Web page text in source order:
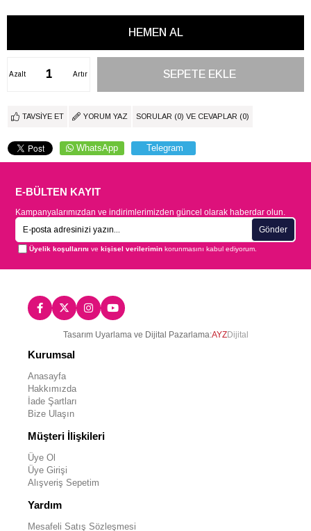
Artır
Azalt
TAVSIYE ET YORUM YAZ SORULAR (0) VE CEVAPLAR (0)
WhatsApp Telegram
E-BÜLTEN KAYIT
Kampanyalarımızdan ve indirimlerimizden güncel olarak haberdar olun.
Gönder
Üyelik koşullarını vekişisel verilerimin korunmasını kabul ediyorum.
Tasarım Uyarlama ve Dijital Pazarlama:AYZDijital
Kurumsal
Anasayfa
Hakkımızda
İade Şartları
Bize Ulaşın
Müşteri İlişkileri
Üye Ol
Üye Girişi
Alışveriş Sepetim
Yardım
Mesafeli Satış Sözleşmesi